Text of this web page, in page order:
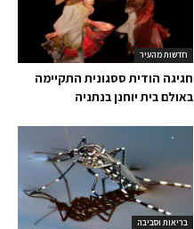
חדשות מהעיר
חגיגה הודית ססגונית התקיימה
באולם בית יוחנן בנתניה
בריאות וסביבה